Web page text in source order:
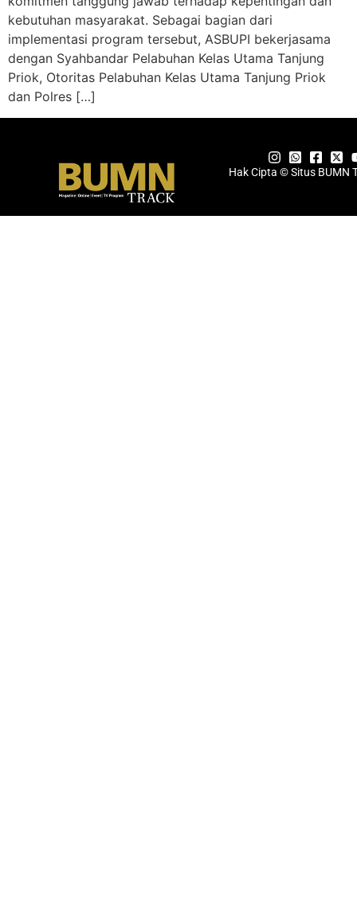
kebutuhan masyarakat. Sebagai bagian dari
implementasi program tersebut, ASBUPI bekerjasama
dengan Syahbandar Pelabuhan Kelas Utama Tanjung
Priok, Otoritas Pelabuhan Kelas Utama Tanjung Priok
dan Polres […]
Hak Cipta © Situs BUMN